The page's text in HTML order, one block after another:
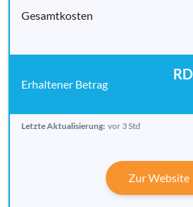
Letzte Aktualisierung: vor 3 Std
Zur Website